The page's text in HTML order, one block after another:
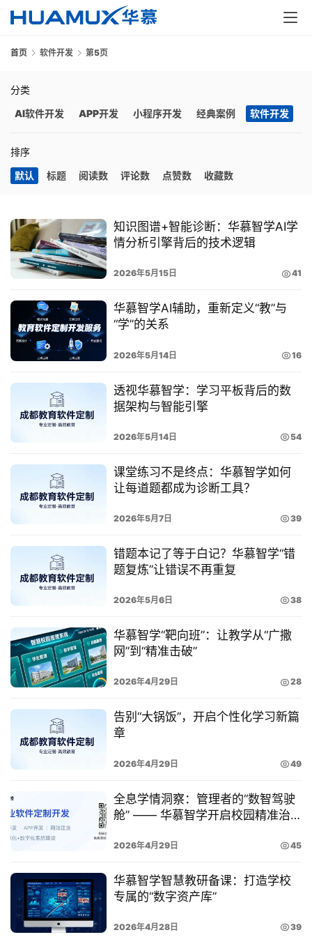
首
页
务
解
决
案
院
关
于
慕
我
们
-
8
5
-
0
登录
首页 软件开发 第5页
分类
AI软件开发
APP开发 小程序开发 经典案例 软件开发
排序
默认
标题 阅读数 评论数 点赞数 收藏数
知识图谱+智能诊断：华慕智学AI学
情分析引擎背后的技术逻辑
2026年5月15日 41
华慕智学AI辅助，重新定义“教”与
“学”的关系
2026年5月14日 16
透视华慕智学：学习平板背后的数
据架构与智能引擎
2026年5月14日 54
课堂练习不是终点：华慕智学如何
让每道题都成为诊断工具？
2026年5月7日 39
错题本记了等于白记？华慕智学“错
题复炼”让错误不再重复
2026年5月6日 38
华慕智学“靶向班”：让教学从“广撒
网”到“精准击破”
2026年4月29日 28
告别“大锅饭”，开启个性化学习新篇
章
2026年4月29日 49
全息学情洞察：管理者的“数智驾驶
舱” —— 华慕智学开启校园精准治
2026年4月29日 45
华慕智学智慧教研备课：打造学校
专属的“数字资产库”
2026年4月28日 39